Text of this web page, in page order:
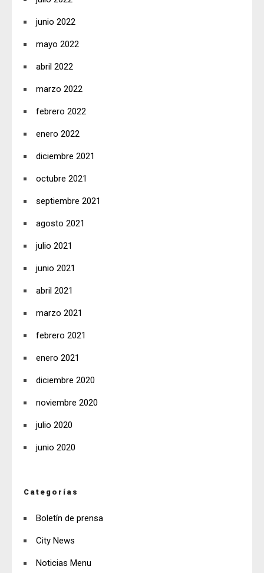
junio 2022
mayo 2022
abril 2022
marzo 2022
febrero 2022
enero 2022
diciembre 2021
octubre 2021
septiembre 2021
agosto 2021
julio 2021
junio 2021
abril 2021
marzo 2021
febrero 2021
enero 2021
diciembre 2020
noviembre 2020
julio 2020
junio 2020
Categorías
Boletín de prensa
City News
Noticias Menu